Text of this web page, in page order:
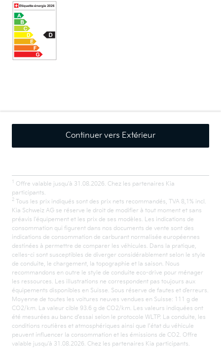
Continuer vers Extérieur
1 Offre valable jusqu'à 31.08.2026. Chez les partenaires Kia
participants.
2 Tous les prix indiqués sont des prix nets recommandés, TVA 8,1% incl.
Kia Schweiz AG se réserve le droit de modifier à tout moment et sans
préavis l'équipement et les prix de ses modèles. Les indications de
consommation qui figurent dans nos documents de vente sont des
indications de consommation de carburant normalisée européennes
destinées à permettre de comparer les véhicules. Dans la pratique,
celles-ci sont susceptibles de diverger considérablement selon le style
de conduite, le chargement, la topographie et la saison. Nous
recommandons en outre le style de conduite eco-drive pour ménager
les ressources. Les illustrations ne correspondent pas toujours aux
équipements disponibles en Suisse. Sous réserve de fautes et d'erreurs.
Moyenne de toutes les voitures neuves vendues en Suisse: 111 g de
CO2/km. La valeur cible 93.6 g de CO2/km. Les valeurs indiquées ont
été mesurées au banc d’essai selon le protocole WLTP. La conduite, les
conditions routières et atmosphériques ainsi que l’état du véhicule
peuvent influencer la consommation et les émissions de CO2. Offre
valable jusqu'à 31.08.2026. Chez les partenaires Kia participants.